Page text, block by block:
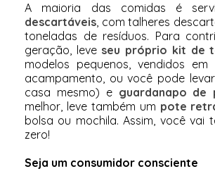
A maioria das comidas é
descartáveis, com talheres
toneladas de resíduos. Para
geração, leve seu próprio kit de
modelos pequenos, vendidos
acampamento, ou você pode
casa mesmo) e guardanapo de
melhor, leve também um pote
bolsa ou mochila. Assim, você vai
zero!
Seja um consumidor consciente